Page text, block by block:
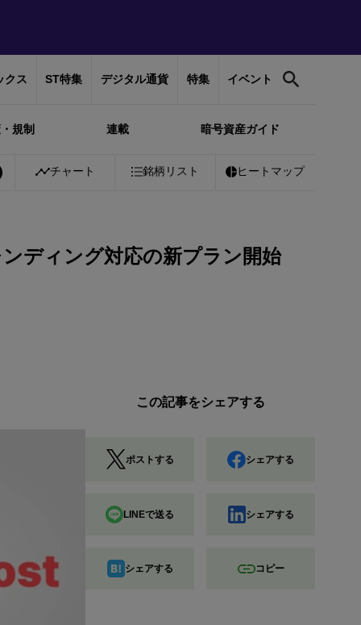
クス ST特集 デジタル通貨 特集 イベント
規制 連載 暗号資産ガイド
Bitcoin ￥10,161,294-0.40% Ethereum ￥300,914
チャート 銘柄リスト ヒートマップ
ディング対応の新プラン開始
この記事をシェアする
ポストする シェアする
LINEで送る シェアする
シェアする コピー